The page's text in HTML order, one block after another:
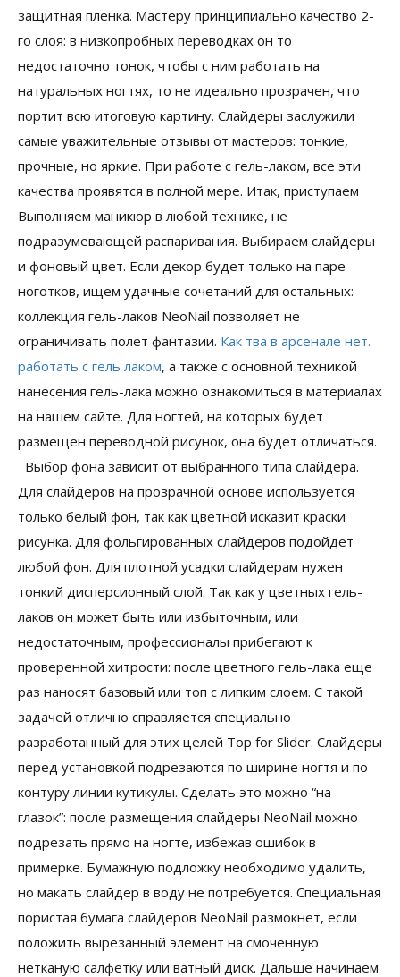
защитная пленка. Мастеру принципиально качество 2-
го слоя: в низкопробных переводках он то
недостаточно тонок, чтобы с ним работать на
натуральных ногтях, то не идеально прозрачен, что
портит всю итоговую картину. Слайдеры заслужили
самые уважительные отзывы от мастеров: тонкие,
прочные, но яркие. При работе с гель-лаком, все эти
качества проявятся в полной мере. Итак, приступаем
Выполняем маникюр в любой технике, не
подразумевающей распаривания. Выбираем слайдеры
и фоновый цвет. Если декор будет только на паре
ноготков, ищем удачные сочетаний для остальных:
коллекция гель-лаков NeoNail позволяет не
ограничивать полет фантазии. Как тва в арсенале нет.
работать с гель лаком, а также с основной техникой
нанесения гель-лака можно ознакомиться в материалах
на нашем сайте. Для ногтей, на которых будет
размещен переводной рисунок, она будет отличаться.
Выбор фона зависит от выбранного типа слайдера.
Для слайдеров на прозрачной основе используется
только белый фон, так как цветной исказит краски
рисунка. Для фольгированных слайдеров подойдет
любой фон. Для плотной усадки слайдерам нужен
тонкий дисперсионный слой. Так как у цветных гель-
лаков он может быть или избыточным, или
недостаточным, профессионалы прибегают к
проверенной хитрости: после цветного гель-лака еще
раз наносят базовый или топ с липким слоем. С такой
задачей отлично справляется специально
разработанный для этих целей Top for Slider. Слайдеры
перед установкой подрезаются по ширине ногтя и по
контуру линии кутикулы. Сделать это можно “на
глазок”: после размещения слайдеры NeoNail можно
подрезать прямо на ногте, избежав ошибок в
примерке. Бумажную подложку необходимо удалить,
но макать слайдер в воду не потребуется. Специальная
пористая бумага слайдеров NeoNail размокнет, если
положить вырезанный элемент на смоченную
нетканую салфетку или ватный диск. Дальше начинаем